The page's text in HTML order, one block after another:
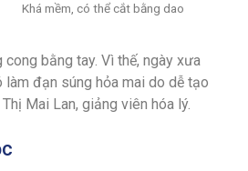
Khá mềm, có thể cắt bằng dao
cong bằng tay. Vì thế, ngày xưa
làm đạn súng hỏa mai do dễ tạo
Thị Mai Lan, giảng viên hóa lý.